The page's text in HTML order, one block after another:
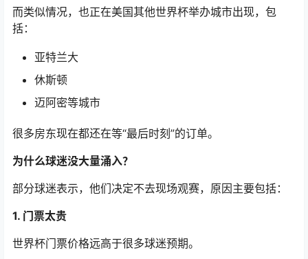
而类似情况，也正在美国其他世界杯举办城市出现，包
括：
亚特兰大
休斯顿
迈阿密等城市
很多房东现在都还在等“最后时刻”的订单。
为什么球迷没大量涌入？
部分球迷表示，他们决定不去现场观赛，原因主要包括：
1. 门票太贵
世界杯门票价格远高于很多球迷预期。